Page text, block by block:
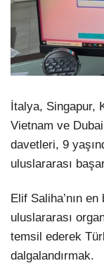
İtalya, Singapur,
Vietnam ve
davetleri, 9
uluslararası
Elif Saliha’nın
uluslararası
temsil ederek
dalgalandırmak.